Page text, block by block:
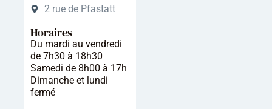
2 rue de Pfastatt
Horaires
Du mardi au vendredi
de 7h30 à 18h30
Samedi de 8h00 à 17h
Dimanche et lundi
fermé